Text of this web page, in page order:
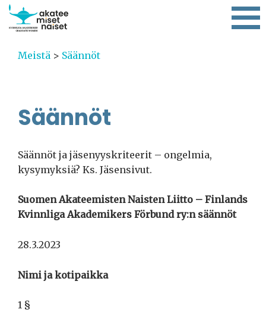
Meistä > Säännöt
Säännöt
Säännöt ja jäsenyyskriteerit – ongelmia,
kysymyksiä? Ks. Jäsensivut.
Suomen Akateemisten Naisten Liitto – Finlands
Kvinnliga Akademikers Förbund ry:n säännöt
28.3.2023
Nimi ja kotipaikka
1 §